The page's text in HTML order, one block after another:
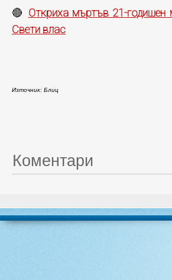
🔴 Откриха мъртъв 21-
Свети влас
Източник: Блиц
Коментари